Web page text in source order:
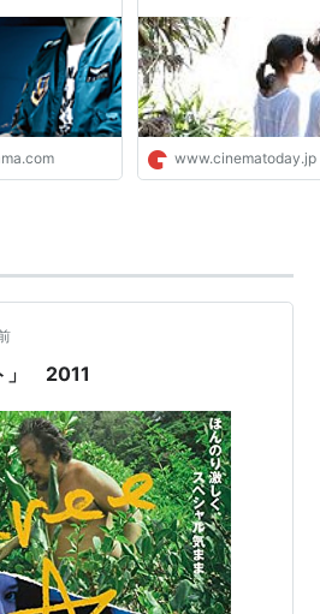
リーズ
www.cinematoday.jp
」 2011